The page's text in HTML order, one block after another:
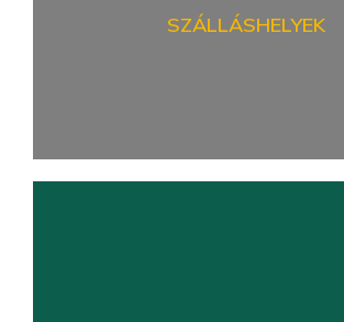
SZÁLLÁSHELYEK